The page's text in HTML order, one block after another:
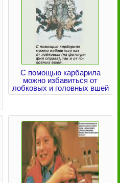
С помощью карбарила
можно избавиться от
лобковых и головных вшей